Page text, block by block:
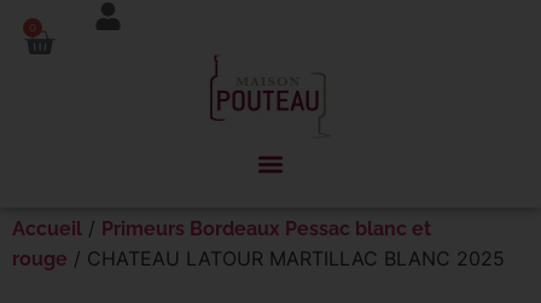
0
Accueil / Primeurs Bordeaux Pessac blanc et
rouge / CHATEAU LATOUR MARTILLAC BLANC 2025
Panneau de gestion des cookies